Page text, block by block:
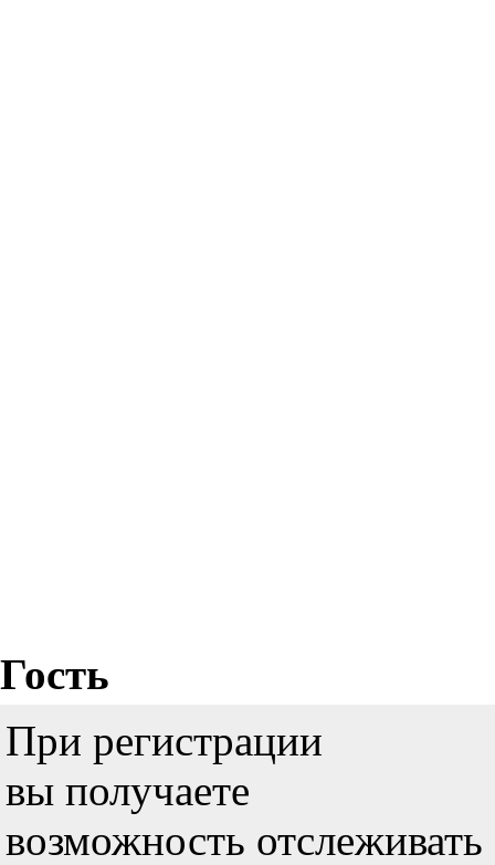
Гость
При регистрации
вы получаете
возможность